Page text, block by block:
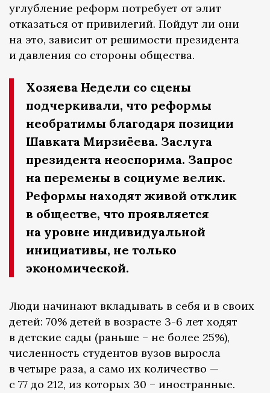
углубление реформ потребует от элит
отказаться от привилегий. Пойдут ли они
на это, зависит от решимости президента
и давления со стороны общества.
Хозяева Недели со сцены
подчеркивали, что реформы
необратимы благодаря позиции
Шавката Мирзиёева. Заслуга
президента неоспорима. Запрос
на перемены в социуме велик.
Реформы находят живой отклик
в обществе, что проявляется
на уровне индивидуальной
инициативы, не только
экономической.
Люди начинают вкладывать в себя и в своих
детей: 70% детей в возрасте 3-6 лет ходят
в детские сады (раньше – не более 25%),
численность студентов вузов выросла
в четыре раза, а само их количество —
с 77 до 212, из которых 30 – иностранные.